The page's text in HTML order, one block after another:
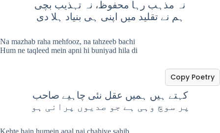
نہ مذہب رہا محفوظ، نہ تہذیب بچی
ہم نے تقلید میں اپنی ہی بنیاد ہلا دی
Na mazhab raha mehfooz, na tahzeeb bachi
Hum ne taqleed mein apni hi buniyad hila di
کہتے ہیں ہمیں عقل نئی چاہیے صاحب
پر سوچ وہی ہے جو صدیوں پرانی ہو
Copy Poetry
Kehte hain humein aqal nai chahiye sahib